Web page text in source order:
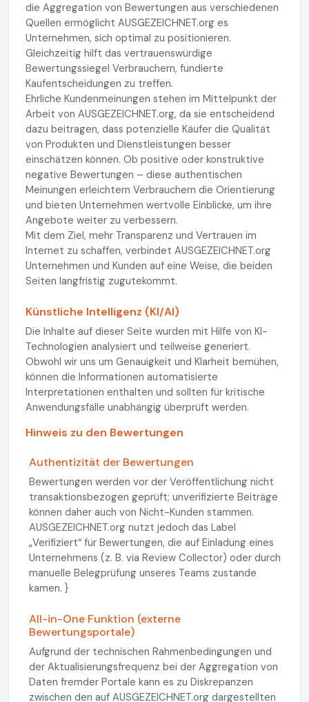
die Aggregation von Bewertungen aus verschiedenen
Quellen ermöglicht AUSGEZEICHNET.org es
Unternehmen, sich optimal zu positionieren.
Gleichzeitig hilft das vertrauenswürdige
Bewertungssiegel Verbrauchern, fundierte
Kaufentscheidungen zu treffen.
Ehrliche Kundenmeinungen stehen im Mittelpunkt der
Arbeit von AUSGEZEICHNET.org, da sie entscheidend
dazu beitragen, dass potenzielle Käufer die Qualität
von Produkten und Dienstleistungen besser
einschätzen können. Ob positive oder konstruktive
negative Bewertungen – diese authentischen
Meinungen erleichtern Verbrauchern die Orientierung
und bieten Unternehmen wertvolle Einblicke, um ihre
Angebote weiter zu verbessern.
Mit dem Ziel, mehr Transparenz und Vertrauen im
Internet zu schaffen, verbindet AUSGEZEICHNET.org
Unternehmen und Kunden auf eine Weise, die beiden
Seiten langfristig zugutekommt.
Künstliche Intelligenz (KI/AI)
Die Inhalte auf dieser Seite wurden mit Hilfe von KI-
Technologien analysiert und teilweise generiert.
Obwohl wir uns um Genauigkeit und Klarheit bemühen,
können die Informationen automatisierte
Interpretationen enthalten und sollten für kritische
Anwendungsfälle unabhängig überprüft werden.
Hinweis zu den Bewertungen
Authentizität der Bewertungen
Bewertungen werden vor der Veröffentlichung nicht
transaktionsbezogen geprüft; unverifizierte Beiträge
können daher auch von Nicht-Kunden stammen.
AUSGEZEICHNET.org nutzt jedoch das Label
„Verifiziert“ für Bewertungen, die auf Einladung eines
Unternehmens (z. B. via Review Collector) oder durch
manuelle Belegprüfung unseres Teams zustande
kamen. }
All-in-One Funktion (externe
Bewertungsportale)
Aufgrund der technischen Rahmenbedingungen und
der Aktualisierungsfrequenz bei der Aggregation von
Daten fremder Portale kann es zu Diskrepanzen
zwischen den auf AUSGEZEICHNET.org dargestellten